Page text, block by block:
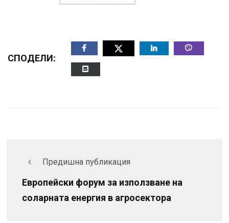
СПОДЕЛИ:
Предишна публикация
Европейски форум за използване на
соларната енергия в агросектора